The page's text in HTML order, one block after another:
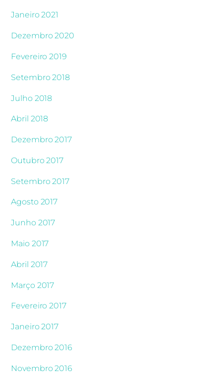
Janeiro 2021
Dezembro 2020
Fevereiro 2019
Setembro 2018
Julho 2018
Abril 2018
Dezembro 2017
Outubro 2017
Setembro 2017
Agosto 2017
Junho 2017
Maio 2017
Abril 2017
Março 2017
Fevereiro 2017
Janeiro 2017
Dezembro 2016
Novembro 2016